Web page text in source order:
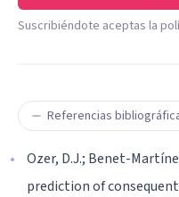
Suscribiéndote aceptas la
Referencias
Ozer, D.J.; Benet-
prediction of